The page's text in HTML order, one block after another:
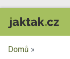
Domů »